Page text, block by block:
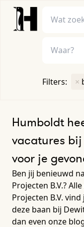
Filters: ×
Humboldt
vacatures bij
voor je
Ben jij benieuwd
Projecten B.V.?
Projecten B.V.
deze baan bij
dan even onze